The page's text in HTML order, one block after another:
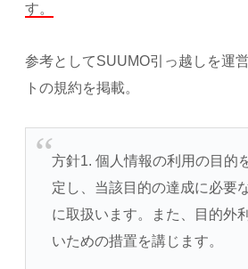
す。
参考としてSUUMO引っ越しを運
トの規約を掲載。
方針1. 個人情報の利用の目的
定し、当該目的の達成に必要
に取扱います。また、目的外
いための措置を講じます。